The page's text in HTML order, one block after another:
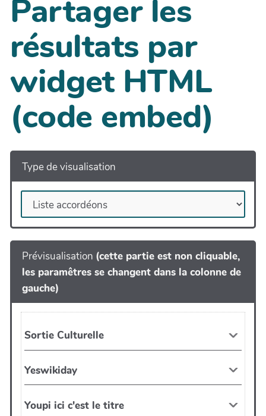
Partager les
résultats par
widget HTML
(code embed)
Type de visualisation
Prévisualisation (cette partie est non cliquable,
les paramêtres se changent dans la colonne de
gauche)